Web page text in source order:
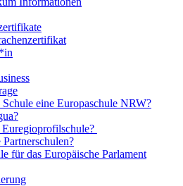
eine Europaschule NRW?
Euregioprofilschule?
für das Europäische Parlament